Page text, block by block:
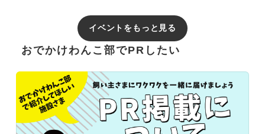
イベントをもっと見る
おでかけわんこ部でPRしたい